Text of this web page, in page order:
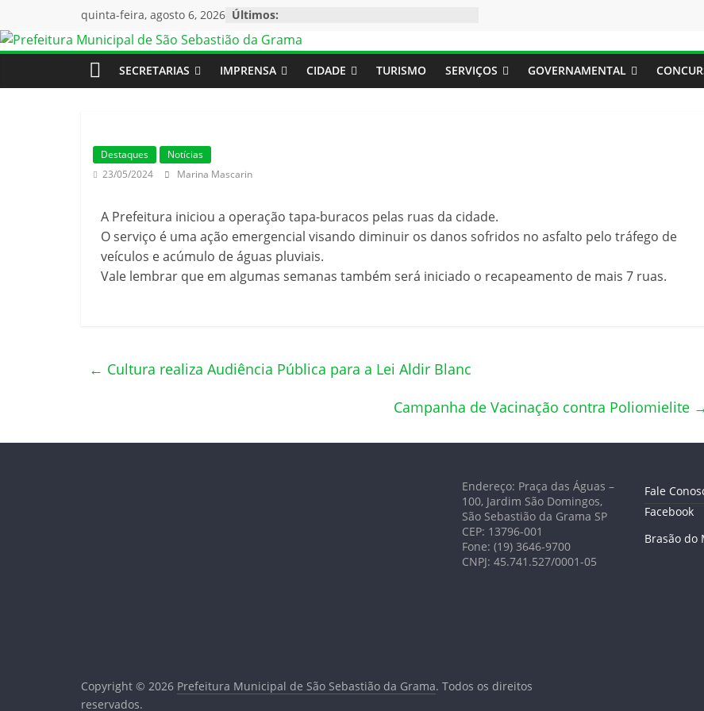
quinta-feira, agosto 6, 2026 Últimos:
SECRETARIAS IMPRENSA CIDADE TURISMO SERVIÇOS GOVERNAMENTAL
Destaques
Notícias
23/05/2024
Marina Mascarin
A Prefeitura iniciou a operação tapa-buracos pelas ruas da cidade.
O serviço é uma ação emergencial visando diminuir os danos sofridos no asfalto pelo tráfego de
veículos e acúmulo de águas pluviais.
Vale lembrar que em algumas semanas também será iniciado o recapeamento de mais 7 ruas.
← Cultura realiza Audiência Pública para a Lei Aldir Blanc
Campanha de Vacinação contra Poliomielite
Endereço: Praça das Águas –
100, Jardim São Domingos,
São Sebastião da Grama SP
CEP: 13796-001
Fone: (19) 3646-9700
CNPJ: 45.741.527/0001-05
Fale
Facebook
Brasão do
Copyright © 2026 Prefeitura Municipal de São Sebastião da Grama. Todos os direitos
reservados.